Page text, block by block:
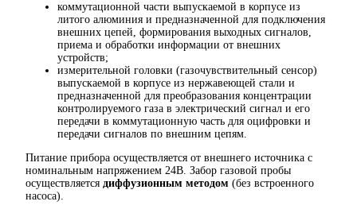
коммутационной части выпускаемой в корпусе из
литого алюминия и предназначенной для подключения
внешних цепей, формирования выходных сигналов,
приема и обработки информации от внешних
устройств;
измерительной головки (газочувствительный сенсор)
выпускаемой в корпусе из нержавеющей стали и
предназначенной для преобразования концентрации
контролируемого газа в электрический сигнал и его
передачи в коммутационную часть для оцифровки и
передачи сигналов по внешним цепям.
Питание прибора осуществляется от внешнего источника с
номинальным напряжением 24В. Забор газовой пробы
осуществляется диффузионным методом (без встроенного
насоса).